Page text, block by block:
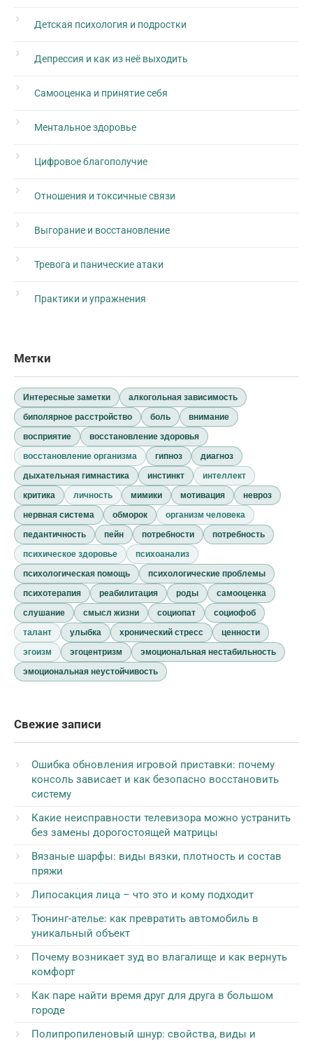
Детская психология и подростки
Депрессия и как из неё выходить
Самооценка и принятие себя
Ментальное здоровье
Цифровое благополучие
Отношения и токсичные связи
Выгорание и восстановление
Тревога и панические атаки
Практики и упражнения
Метки
Интересные заметки
алкогольная зависимость
биполярное расстройство
боль
внимание
восприятие
восстановление здоровья
восстановление организма
гипноз
диагноз
дыхательная гимнастика
инстинкт
интеллект
критика
личность мимики мотивация
невроз
нервная система
обморок
организм человека
педантичность
пейн потребности
потребность
психическое здоровье
психоанализ
психологическая помощь
психологические проблемы
психотерапия
реабилитация роды
самооценка
слушание
смысл жизни социопат
социофоб
талант
улыбка хронический стресс
ценности
эгоизм
эгоцентризм
эмоциональная нестабильность
эмоциональная неустойчивость
Свежие записи
Ошибка обновления игровой приставки: почему
консоль зависает и как безопасно восстановить
систему
Какие неисправности телевизора можно устранить
без замены дорогостоящей матрицы
Вязаные шарфы: виды вязки, плотность и состав
пряжи
Липосакция лица – что это и кому подходит
Тюнинг-ателье: как превратить автомобиль в
уникальный объект
Почему возникает зуд во влагалище и как вернуть
комфорт
Как паре найти время друг для друга в большом
городе
Полипропиленовый шнур: свойства, виды и